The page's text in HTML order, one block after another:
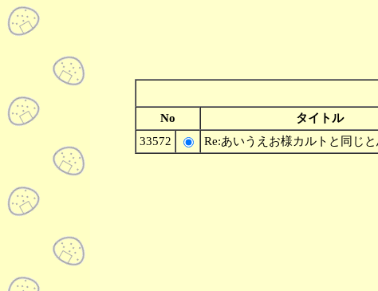
No
タイトル
33572
Re:あいうえお様カルトと同じと